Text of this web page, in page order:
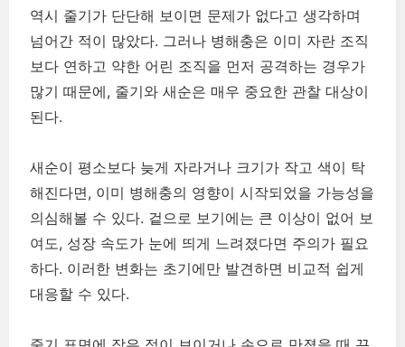
역시 줄기가 단단해 보이면 문제가 없다고 생각하며
넘어간 적이 많았다. 그러나 병해충은 이미 자란 조직
보다 연하고 약한 어린 조직을 먼저 공격하는 경우가
많기 때문에, 줄기와 새순은 매우 중요한 관찰 대상이
된다.
새순이 평소보다 늦게 자라거나 크기가 작고 색이 탁
해진다면, 이미 병해충의 영향이 시작되었을 가능성을
의심해볼 수 있다. 겉으로 보기에는 큰 이상이 없어 보
여도, 성장 속도가 눈에 띄게 느려졌다면 주의가 필요
하다. 이러한 변화는 초기에만 발견하면 비교적 쉽게
대응할 수 있다.